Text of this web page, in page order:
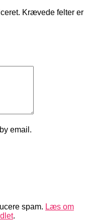
Krævede felter er
email.
spam. Læs om
.